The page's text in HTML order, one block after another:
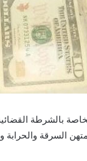
بالشرطة
السرقة